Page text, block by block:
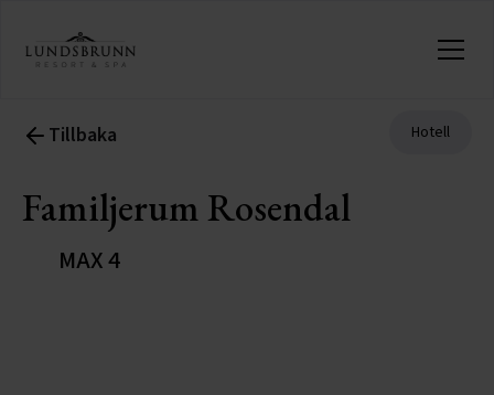
Tillbaka Hotell
Familjerum Rosendal
MAX 4